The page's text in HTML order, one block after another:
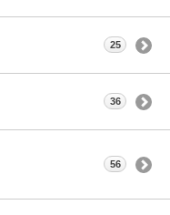
25
36
56